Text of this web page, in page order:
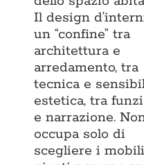
Il design
un “confine” tra
architettura e
arredamento, tra
tecnica e
estetica, tra
e narrazione.
occupa solo di
scegliere i mobili